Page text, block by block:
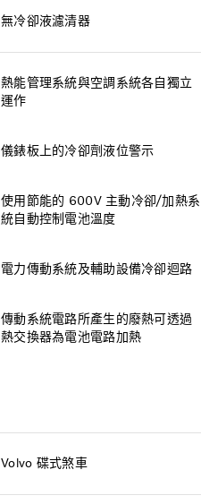
無冷卻液濾清器
熱能管理系統與空調系統各自獨立
運作
儀錶板上的冷卻劑液位警示
使用節能的 600V 主動冷卻/加熱系
統自動控制電池溫度
電力傳動系統及輔助設備冷卻迴路
傳動系統電路所產生的廢熱可透過
熱交換器為電池電路加熱
Volvo 碟式煞車